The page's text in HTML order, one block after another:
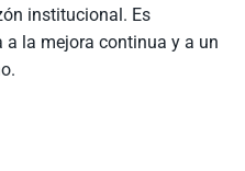
institucional. Es
la mejora continua y a un